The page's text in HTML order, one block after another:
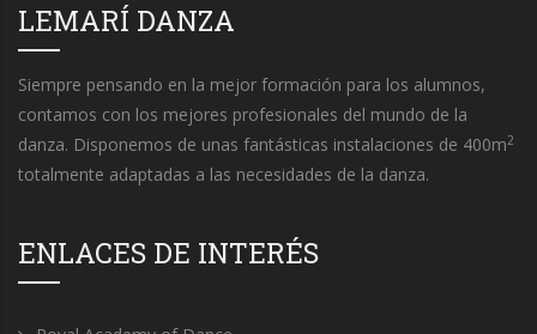
LEMARÍ DANZA
Siempre pensando en la mejor formación para los alumnos,
contamos con los mejores profesionales del mundo de la
danza. Disponemos de unas fantásticas instalaciones de 400m2
totalmente adaptadas a las necesidades de la danza.
ENLACES DE INTERÉS